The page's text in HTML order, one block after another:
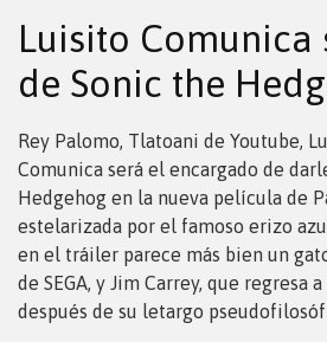
Luisito Comunica
de Sonic the
Rey Palomo, Tlatoani de Youtube,
Comunica será el encargado de
Hedgehog en la nueva película de
estelarizada por el famoso erizo
en el tráiler parece más bien un
de SEGA, y Jim Carrey, que regresa
después de su letargo